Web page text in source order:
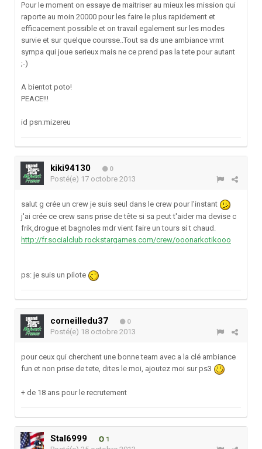
Pour le moment on essaye de maitriser au mieux les mission qui
raporte au moin 20000 pour les faire le plus rapidement et
efficacement possible et on travail egalement sur les modes
survie et sur quelque coursse..Tout sa ds une ambiance vrmt
sympa qui joue serieux mais ne ce prend pas la tete pour autant
;-)
A bientot poto!
PEACE!!!
id psn:mizereu
kiki94130 0
Posté(e) 17 octobre 2013
salut g crée un crew je suis seul dans le crew pour l'instant
j'ai crée ce crew sans prise de tête si sa peut t'aider ma devise c
frik,drogue et bagnoles mdr vient faire un tours si t chaud.
http://fr.socialclub.rockstargames.com/crew/ooonarkotikooo
ps: je suis un pilote
corneilledu37 0
Posté(e) 18 octobre 2013
pour ceux qui cherchent une bonne team avec a la clé ambiance
fun et non prise de tete, dites le moi, ajoutez moi sur ps3
+ de 18 ans pour le recrutement
Stal6999 1